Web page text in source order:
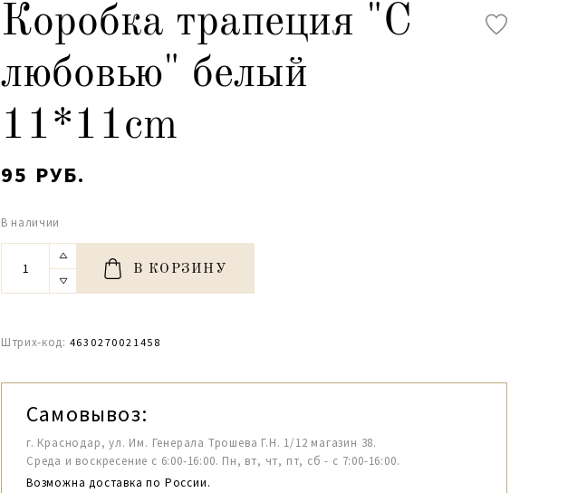
Коробка трапеция "С
любовью" белый
11*11cm
95 РУБ.
В наличии
В КОРЗИНУ
Штрих-код: 4630270021458
Самовывоз:
г. Краснодар, ул. Им. Генерала Трошева Г.Н. 1/12 магазин 38.
Среда и воскресение с 6:00-16:00. Пн, вт, чт, пт, сб - с 7:00-16:00.
Возможна доставка по России.